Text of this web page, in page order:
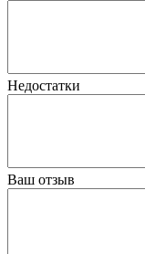
Недостатки
Ваш отзыв